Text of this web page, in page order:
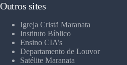
Outros sites
Igreja Cristã Maranata
Instituto Bíblico
Ensino CIA’s
Departamento de Louvor
Satélite Maranata